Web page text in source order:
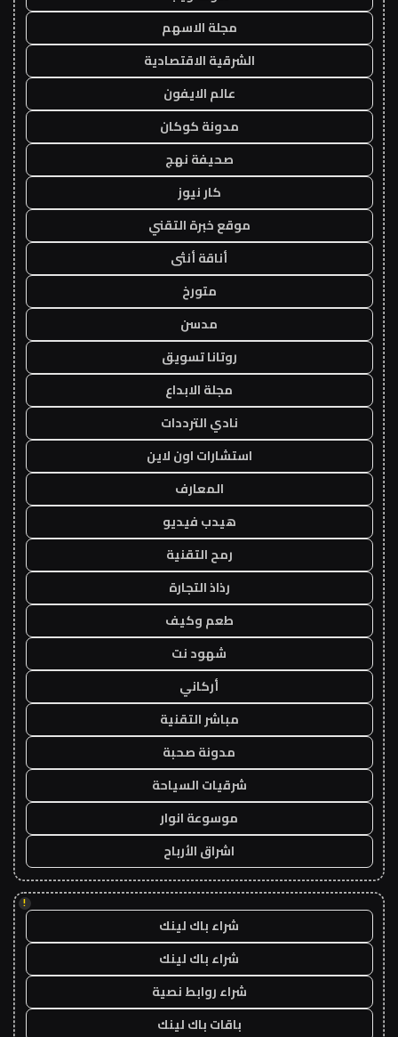
مجلة الاسهم
الشرقية الاقتصادية
عالم الايفون
مدونة كوكان
صحيفة نهج
كار نيوز
موقع خبرة التقني
أناقة أنثى
متورخ
مدسن
روتانا تسويق
مجلة الابداع
نادي الترددات
استشارات اون لاين
المعارف
هيدب فيديو
رمح التقنية
رذاذ التجارة
طعم وكيف
شهود نت
أركاني
مباشر التقنية
مدونة صحبة
شرقيات السياحة
موسوعة انوار
اشراق الأرباح
!
شراء باك لينك
شراء باك لينك
شراء روابط نصية
باقات باك لينك